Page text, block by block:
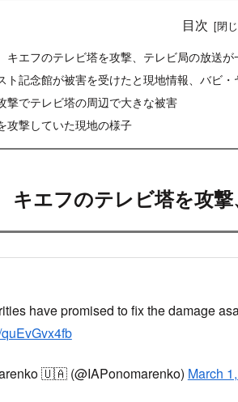
X Facebook
スポンサー